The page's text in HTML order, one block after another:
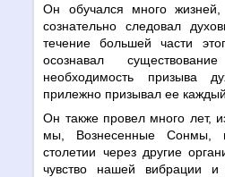
Он обучался много
сознательно следовал
течение большей части
осознавал
необходимость призыва
прилежно призывал ее
Он также провел много лет,
мы, Вознесенные Сонмы,
столетии через другие
чувство нашей вибрации